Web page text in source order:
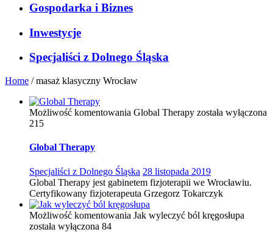
Gospodarka i Biznes
Inwestycje
Specjaliści z Dolnego Śląska
Home /masaż klasyczny Wrocław
Możliwość komentowania Global Therapy została wyłączona
215
Global Therapy
Specjaliści z Dolnego Śląska 28 listopada 2019
Global Therapy jest gabinetem fizjoterapii we Wrocławiu.
Certyfikowany fizjoterapeuta Grzegorz Tokarczyk
Możliwość komentowania Jak wyleczyć ból kręgosłupa
została wyłączona 84